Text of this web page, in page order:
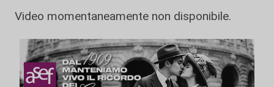
Video momentaneamente non disponibile.